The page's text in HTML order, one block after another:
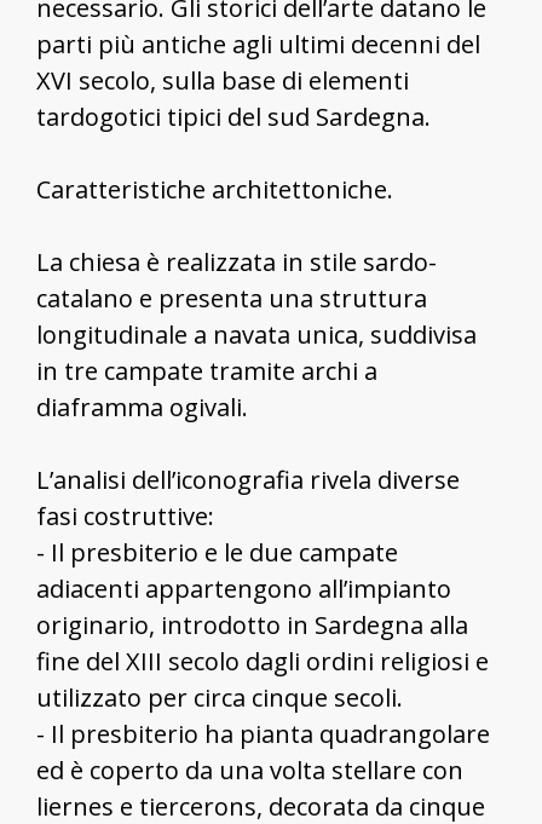
necessario. Gli storici dell’arte datano le
parti più antiche agli ultimi decenni del
XVI secolo, sulla base di elementi
tardogotici tipici del sud Sardegna.
Caratteristiche architettoniche.
La chiesa è realizzata in stile sardo-
catalano e presenta una struttura
longitudinale a navata unica, suddivisa
in tre campate tramite archi a
diaframma ogivali.
L’analisi dell’iconografia rivela diverse
fasi costruttive:
- Il presbiterio e le due campate
adiacenti appartengono all’impianto
originario, introdotto in Sardegna alla
fine del XIII secolo dagli ordini religiosi e
utilizzato per circa cinque secoli.
- Il presbiterio ha pianta quadrangolare
ed è coperto da una volta stellare con
liernes e tiercerons, decorata da cinque